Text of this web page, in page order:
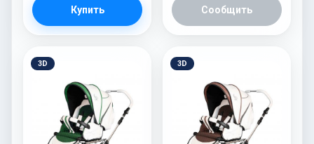
Купить Сообщить
3D 3D